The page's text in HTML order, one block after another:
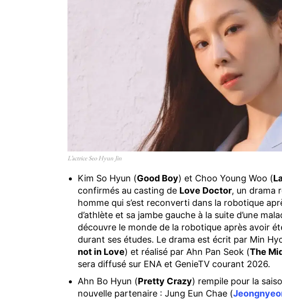
L’actrice Seo Hyun Jin
Kim So Hyun (Good Boy) et Choo Young Woo (
confirmés au casting de Love Doctor, un drama
homme qui s’est reconverti dans la robotique
d’athlète et sa jambe gauche à la suite d’une
découvre le monde de la robotique après avoir
durant ses études. Le drama est écrit par Min
not in Love) et réalisé par Ahn Pan Seok (The
sera diffusé sur ENA et GenieTV courant 2026.
Ahn Bo Hyun (Pretty Crazy) rempile pour la
nouvelle partenaire : Jung Eun Chae (